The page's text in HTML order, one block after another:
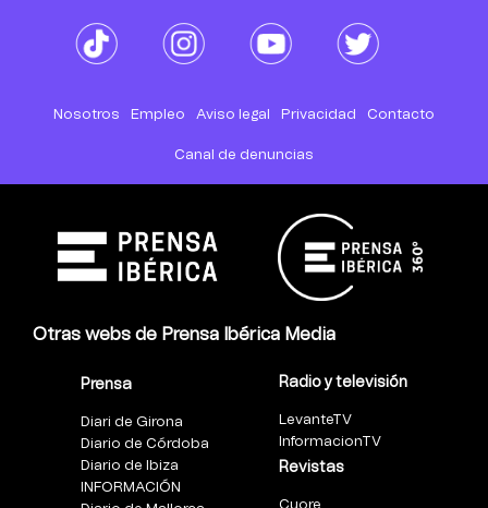
Nosotros Empleo Aviso legal Privacidad Contacto
Canal de denuncias
Otras webs de Prensa Ibérica Media
Prensa
Diari de Girona
Diario de Córdoba
Diario de Ibiza
INFORMACIÓN
Radio y televisión
LevanteTV
InformacionTV
Revistas
Cuore